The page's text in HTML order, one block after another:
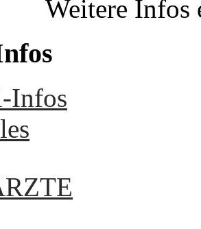
Weitere Infos
Infos